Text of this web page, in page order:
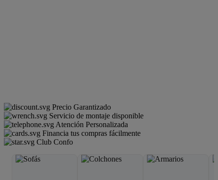
Precio Garantizado
Servicio de montaje disponible
Atención Personalizada
Financia tus compras fácilmente
Club Confo